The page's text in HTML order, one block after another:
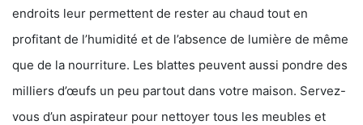
endroits leur permettent de rester au chaud tout en
profitant de l’humidité et de l’absence de lumière de même
que de la nourriture. Les blattes peuvent aussi pondre des
milliers d’œufs un peu partout dans votre maison. Servez-
vous d’un aspirateur pour nettoyer tous les meubles et